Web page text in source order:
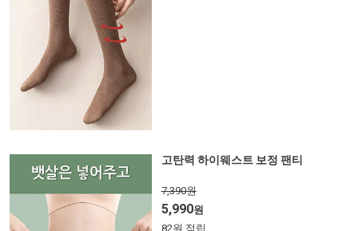
고탄력 하이웨스트 보정 팬티
7,390원
5,990원
82원 적립